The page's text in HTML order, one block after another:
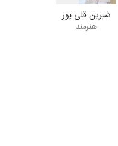
بین‌المللی
دریا»…
شیرین قلی پور
هنرمند